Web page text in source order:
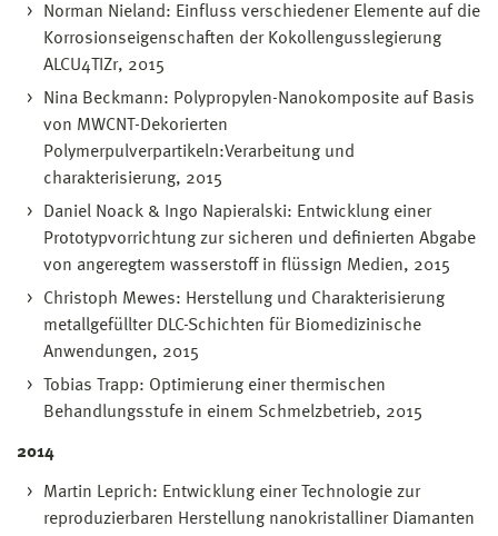
Norman Nieland: Einfluss verschiedener Elemente auf die
Korrosionseigenschaften der Kokollengusslegierung
ALCU4TIZr, 2015
Nina Beckmann: Polypropylen-Nanokomposite auf Basis
von MWCNT-Dekorierten
Polymerpulverpartikeln:Verarbeitung und
charakterisierung, 2015
Daniel Noack & Ingo Napieralski: Entwicklung einer
Prototypvorrichtung zur sicheren und definierten Abgabe
von angeregtem wasserstoff in flüssign Medien, 2015
Christoph Mewes: Herstellung und Charakterisierung
metallgefüllter DLC-Schichten für Biomedizinische
Anwendungen, 2015
Tobias Trapp: Optimierung einer thermischen
Behandlungsstufe in einem Schmelzbetrieb, 2015
2014
Martin Leprich: Entwicklung einer Technologie zur
reproduzierbaren Herstellung nanokristalliner Diamanten